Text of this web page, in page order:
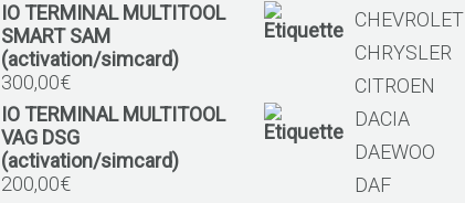
IO TERMINAL MULTITOOL
SMART SAM
(activation/simcard)
300,00€
IO TERMINAL MULTITOOL
VAG DSG
(activation/simcard)
200,00€
CHEVROLET
CHRYSLER
CITROEN
DACIA
DAEWOO
DAF